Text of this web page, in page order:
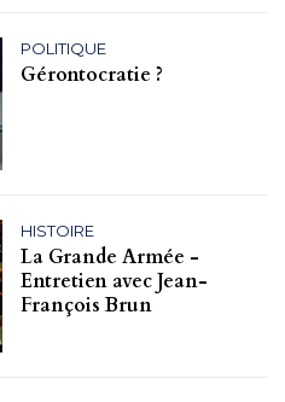
POLITIQUE
Gérontocratie ?
HISTOIRE
La Grande Armée -
Entretien avec Jean-
François Brun